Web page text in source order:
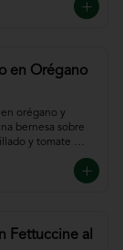
en Orégano
orégano y
bernesa sobre
y tomate
Fettuccine al